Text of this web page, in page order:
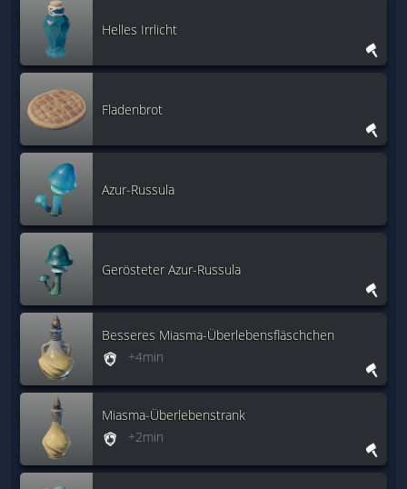
Helles Irrlicht
Fladenbrot
Azur-Russula
Gerösteter Azur-Russula
Besseres Miasma-Überlebensfläschchen
+4min
Miasma-Überlebenstrank
+2min